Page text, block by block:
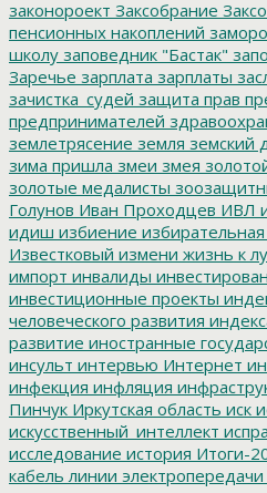
законороект Заксобрание
пенсионных накоплений
школу заповедник "Бастак"
Заречье зарплата зарплаты
зачистка_судей защита прав
предпринимателей
землетрясение земля земский
зима пришла змеи змея
золотые медалисты
Голунов Иван Проходцев ИВЛ
идиш избиение
Известковый измени жизнь к
импорт инвалиды
инвестиционные проекты
человеческого развития
развитие иностранные
инсульт интервью Интернет
инфекция инфляция
Пинчук Иркутская область иск
искусственный_интеллект
исследование история Итоги-
кабель линии электропередачи